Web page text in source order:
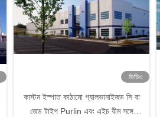
ভিডিও
কাস্টম ইস্পাত কাঠামো গ্যালভানাইজড সি বা
জেড টাইপ Purlin এবং এইচ বীম সঙ্গে